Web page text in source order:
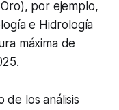
por ejemplo,
e Hidrología
máxima de
de los análisis